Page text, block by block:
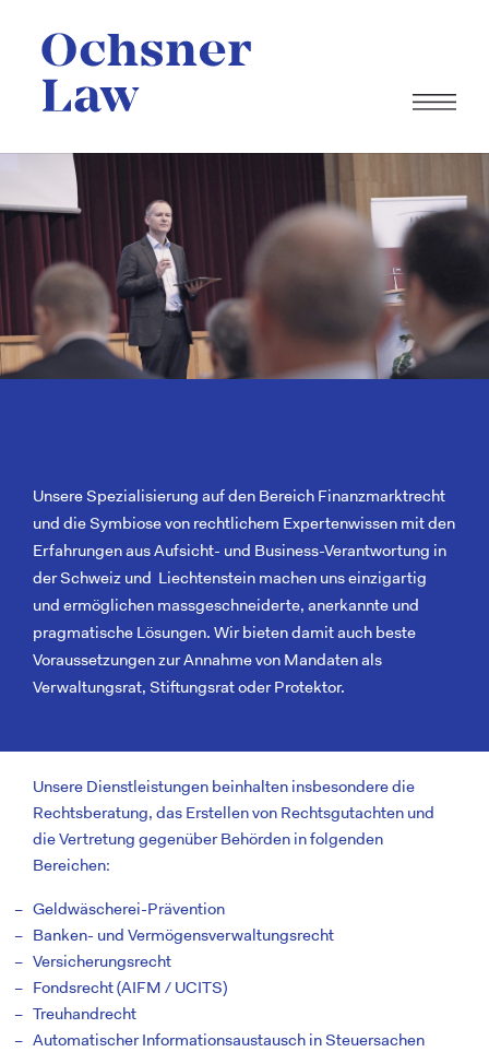
Unsere Spezialisierung auf den Bereich Finanzmarktrecht
und die Symbiose von rechtlichem Expertenwissen mit den
Erfahrungen aus Aufsicht- und Business-Verantwortung in
der Schweiz und Liechtenstein machen uns einzigartig
und ermöglichen massgeschneiderte, anerkannte und
pragmatische Lösungen. Wir bieten damit auch beste
Voraussetzungen zur Annahme von Mandaten als
Verwaltungsrat, Stiftungsrat oder Protektor.
Unsere Dienstleistungen beinhalten insbesondere die
Rechtsberatung, das Erstellen von Rechtsgutachten und
die Vertretung gegenüber Behörden in folgenden
Bereichen:
Geldwäscherei-Prävention
Banken- und Vermögensverwaltungsrecht
Versicherungsrecht
Fondsrecht (AIFM / UCITS)
Treuhandrecht
Automatischer Informationsaustausch in Steuersachen